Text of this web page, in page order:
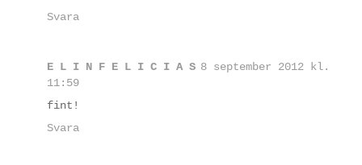
Svara
E L I N F E L I C I A S 8 september 2012 kl.
11:59
fint!
Svara